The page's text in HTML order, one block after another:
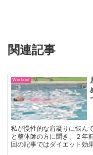
関連記事
Workout
私が慢性的な肩凝りに悩ん
と整体師の方に聞き、２年
回の記事ではダイエット効